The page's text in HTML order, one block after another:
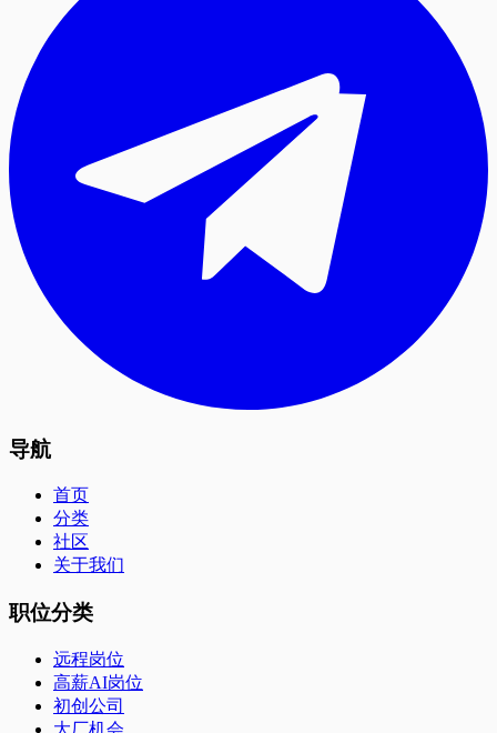
导航
首页
分类
社区
关于我们
职位分类
远程岗位
高薪AI岗位
初创公司
大厂机会